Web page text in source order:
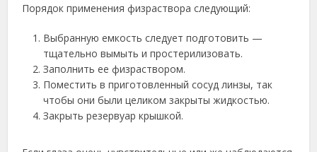
Порядок применения физраствора следующий:
Выбранную емкость следует подготовить —
тщательно вымыть и простерилизовать.
Заполнить ее физраствором.
Поместить в приготовленный сосуд линзы, так
чтобы они были целиком закрыты жидкостью.
Закрыть резервуар крышкой.